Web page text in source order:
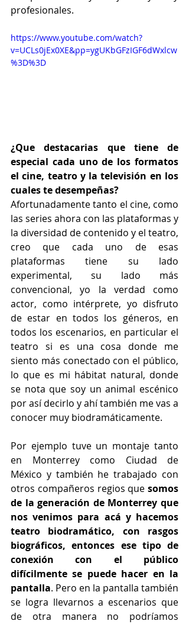
profesionales.
https://www.youtube.com/watch?
v=UCLs0jEx0XE&pp=ygUKbGFzIGF6dWxlcw
%3D%3D
¿Que destacarias que tiene de
especial cada uno de los formatos
el cine, teatro y la televisión en los
cuales te desempeñas?
Afortunadamente tanto el cine, como
las series ahora con las plataformas y
la diversidad de contenido y el teatro,
creo que cada uno de esas
plataformas tiene su lado
experimental, su lado más
convencional, yo la verdad como
actor, como intérprete, yo disfruto
de estar en todos los géneros, en
todos los escenarios, en particular el
teatro si es una cosa donde me
siento más conectado con el público,
lo que es mi hábitat natural, donde
se nota que soy un animal escénico
por así decirlo y ahí también me vas a
conocer muy biodramáticamente.
Por ejemplo tuve un montaje tanto
en Monterrey como Ciudad de
México y también he trabajado con
otros compañeros regios que somos
de la generación de Monterrey que
nos venimos para acá y hacemos
teatro biodramático, con rasgos
biográficos, entonces ese tipo de
conexión con el público
difícilmente se puede hacer en la
pantalla. Pero en la pantalla también
se logra llevarnos a escenarios que
de otra manera no podríamos